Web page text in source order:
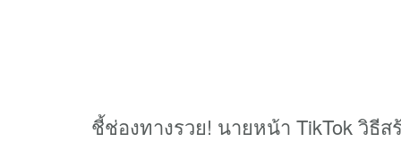
ชี้ช่องทางรวย! นายหน้า TikTok วิธี